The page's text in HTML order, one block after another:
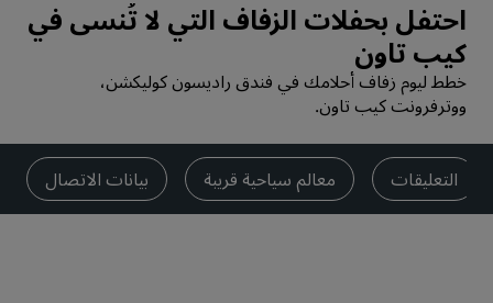
احتفل بحفلات الزفاف التي لا تُنسى في
كيب تاون
خطط ليوم زفاف أحلامك في فندق راديسون كوليكشن،
ووترفرونت كيب تاون.
التعليقات معالم سياحية قريبة بيانات الاتصال